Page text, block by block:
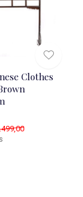
Clothes